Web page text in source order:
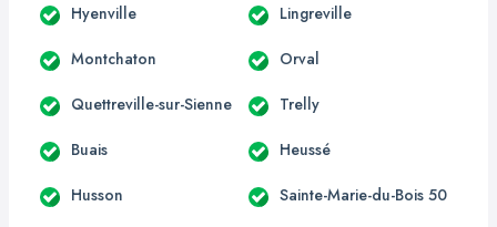
Hyenville Lingreville
Montchaton Orval
Quettreville-sur-Sienne Trelly
Buais Heussé
Husson Sainte-Marie-du-Bois 50